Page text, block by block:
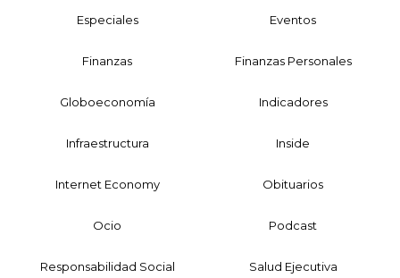
Especiales Eventos
Finanzas Finanzas Personales
Globoeconomía Indicadores
Infraestructura Inside
Internet Economy Obituarios
Ocio Podcast
Responsabilidad Social Salud Ejecutiva